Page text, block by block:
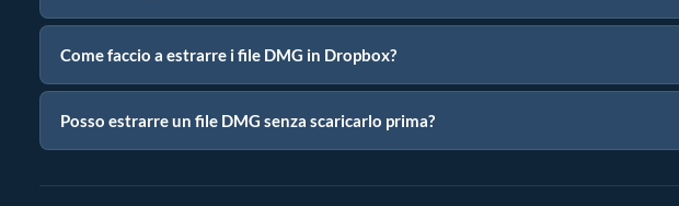
Come faccio a estrarre i file DMG in Dropbox?
Posso estrarre un file DMG senza scaricarlo prima?